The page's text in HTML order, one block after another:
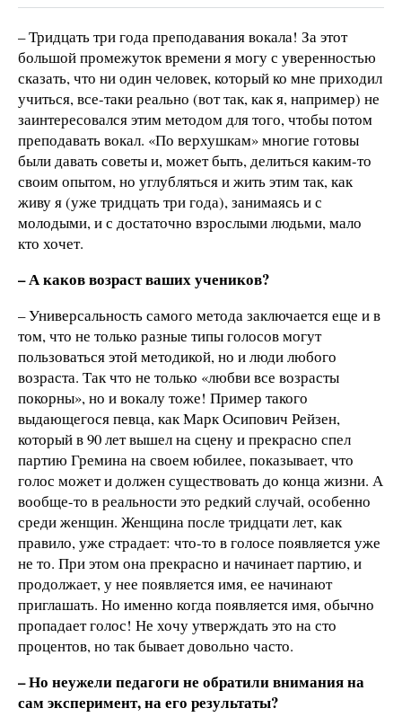
– Тридцать три года преподавания вокала! За этот
большой промежуток времени я могу с уверенностью
сказать, что ни один человек, который ко мне приходил
учиться, все-таки реально (вот так, как я, например) не
заинтересовался этим методом для того, чтобы потом
преподавать вокал. «По верхушкам» многие готовы
были давать советы и, может быть, делиться каким-то
своим опытом, но углубляться и жить этим так, как
живу я (уже тридцать три года), занимаясь и с
молодыми, и с достаточно взрослыми людьми, мало
кто хочет.
– А каков возраст ваших учеников?
– Универсальность самого метода заключается еще и в
том, что не только разные типы голосов могут
пользоваться этой методикой, но и люди любого
возраста. Так что не только «любви все возрасты
покорны», но и вокалу тоже! Пример такого
выдающегося певца, как Марк Осипович Рейзен,
который в 90 лет вышел на сцену и прекрасно спел
партию Гремина на своем юбилее, показывает, что
голос может и должен существовать до конца жизни. А
вообще-то в реальности это редкий случай, особенно
среди женщин. Женщина после тридцати лет, как
правило, уже страдает: что-то в голосе появляется уже
не то. При этом она прекрасно и начинает партию, и
продолжает, у нее появляется имя, ее начинают
приглашать. Но именно когда появляется имя, обычно
пропадает голос! Не хочу утверждать это на сто
процентов, но так бывает довольно часто.
– Но неужели педагоги не обратили внимания на
сам эксперимент, на его результаты?